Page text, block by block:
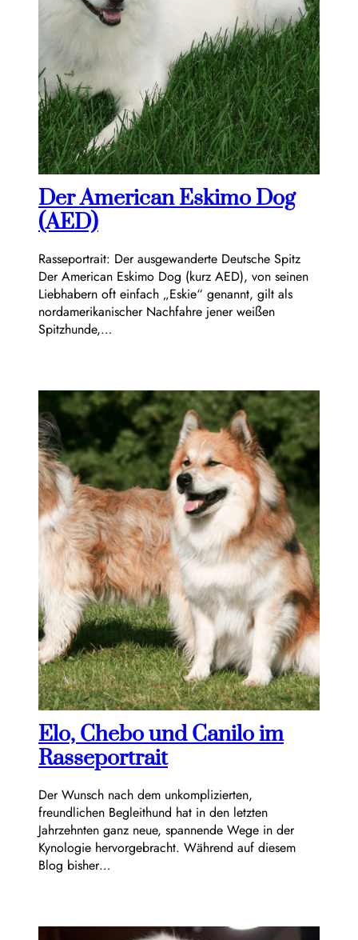
Der American Eskimo Dog
(AED)
Rasseportrait: Der ausgewanderte Deutsche Spitz
Der American Eskimo Dog (kurz AED), von seinen
Liebhabern oft einfach „Eskie“ genannt, gilt als
nordamerikanischer Nachfahre jener weißen
Spitzhunde,…
Elo, Chebo und Canilo im
Rasseportrait
Der Wunsch nach dem unkomplizierten,
freundlichen Begleithund hat in den letzten
Jahrzehnten ganz neue, spannende Wege in der
Kynologie hervorgebracht. Während auf diesem
Blog bisher…